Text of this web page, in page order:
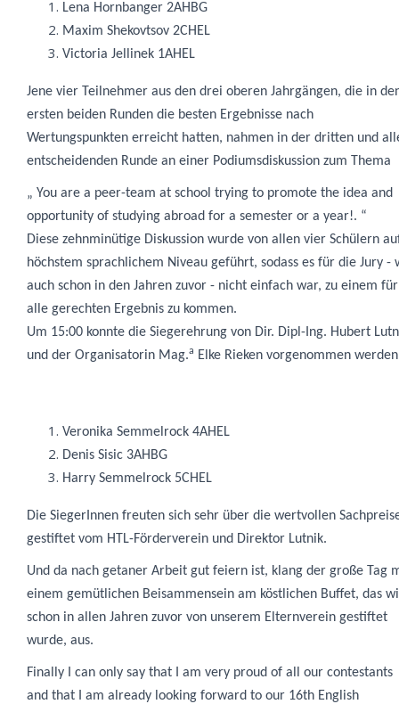
Lena Hornbanger 2AHBG
Maxim Shekovtsov 2CHEL
Victoria Jellinek 1AHEL
Jene vier Teilnehmer aus den drei oberen Jahrgängen, die in
ersten beiden Runden die besten Ergebnisse nach
Wertungspunkten erreicht hatten, nahmen in der dritten und
entscheidenden Runde an einer Podiumsdiskussion zum Thema
„ You are a peer-team at school trying to promote the idea and
opportunity of studying abroad for a semester or a year!. “
Diese zehnminütige Diskussion wurde von allen vier Schülern
höchstem sprachlichem Niveau geführt, sodass es für die Jury -
auch schon in den Jahren zuvor - nicht einfach war, zu einem für
alle gerechten Ergebnis zu kommen.
Um 15:00 konnte die Siegerehrung von Dir. Dipl-Ing. Hubert
und der Organisatorin Mag.a Elke Rieken vorgenommen
Veronika Semmelrock 4AHEL
Denis Sisic 3AHBG
Harry Semmelrock 5CHEL
Die SiegerInnen freuten sich sehr über die wertvollen
gestiftet vom HTL-Förderverein und Direktor Lutnik.
Und da nach getaner Arbeit gut feiern ist, klang der große Tag
einem gemütlichen Beisammensein am köstlichen Buffet, das
schon in allen Jahren zuvor von unserem Elternverein gestiftet
wurde, aus.
Finally I can only say that I am very proud of all our contestants
and that I am already looking forward to our 16th English